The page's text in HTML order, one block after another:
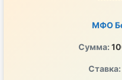
МФО
Сумма:
Ставка: